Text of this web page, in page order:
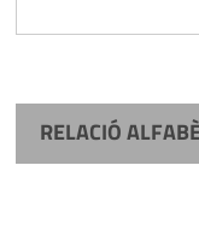
RELACIÓ